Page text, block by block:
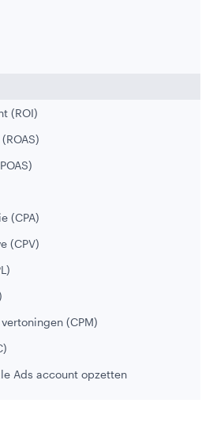
(ROI)
(CPA)
(CPV)
(CPM)
Ads account opzetten